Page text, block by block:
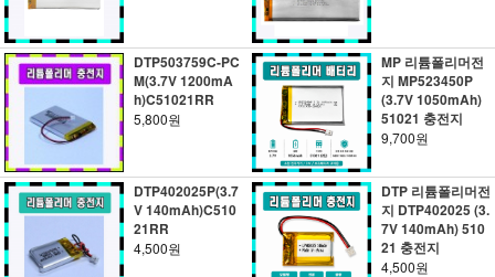
DTP503759C-PC
M(3.7V 1200mA
h)C51021RR
5,800원
MP 리튬폴리머전
지 MP523450P
(3.7V 1050mAh)
51021 충전지
9,700원
DTP402025P(3.7
V 140mAh)C510
21RR
4,500원
DTP 리튬폴리머전
지 DTP402025 (3.
7V 140mAh) 510
21 충전지
4,500원